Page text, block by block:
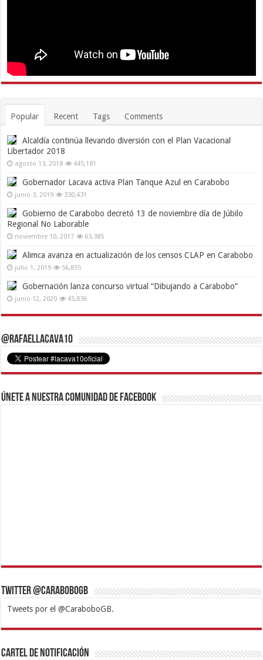
Popular Recent Tags Comments
Alcaldía continúa llevando diversión con el Plan Vacacional
Libertador 2018
agosto 13, 2018 445,181
Gobernador Lacava activa Plan Tanque Azul en Carabobo
junio 3, 2019 330,431
Gobierno de Carabobo decretó 13 de noviembre día de Júbilo
Regional No Laborable
noviembre 10, 2017 63,385
Alimca avanza en actualización de los censos CLAP en Carabobo
julio 1, 2019 56,855
Gobernación lanza concurso virtual “Dibujando a Carabobo”
junio 12, 2020 45,836
@RafaelLacava10
Únete a nuestra comunidad de Facebook
Twitter @CaraboboGB
Tweets por el @CaraboboGB.
1xbetBetturkeyBetistKralbetSupertotobetTipobetMatadorbetMariobet
https://mvbcasino.com/
Cartel de Notificación